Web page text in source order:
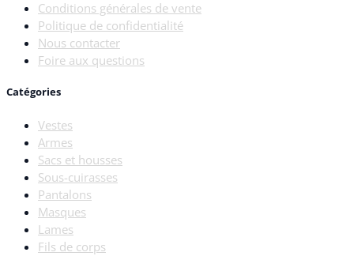
Conditions générales de vente
Politique de confidentialité
Nous contacter
Foire aux questions
Catégories
Vestes
Armes
Sacs et housses
Sous-cuirasses
Pantalons
Masques
Lames
Fils de corps